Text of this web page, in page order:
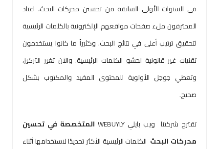
في السنوات الأولى السابقة من تحسين محركات البحث، اعتاد
المحترفون ملء صفحات مواقعهم الإلكترونية بالكلمات الرئيسية
لتحقيق ترتيب أعلى في نتائج البحث. وكثيراً ما كانوا يستخدمون
تقنيات غير قانونية لحشو الكلمات الرئيسية. والآن تغير التركيز،
وتعطي جوجل الأولوية للمحتوى المفيد والمكتوب بشكل
صحيح.
تقترح شركتنا ويب بايلي WEBUYLY
المتخصصة في تحسين
محركات البحث الكلمات الرئيسية الأكثر تحديدًا لاستخدامها أثناء